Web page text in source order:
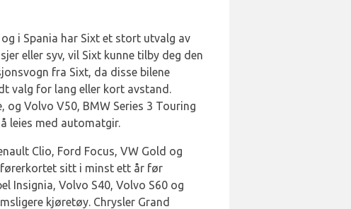
i Spania har Sixt et stort utvalg av
eller syv, vil Sixt kunne tilby deg den
fra Sixt, da disse bilene
valg for lang eller kort avstand.
og Volvo V50, BMW Series 3 Touring
leies med automatgir.
Clio, Ford Focus, VW Gold og
førerkortet sitt i minst ett år før
Insignia, Volvo S40, Volvo S60 og
kjøretøy. Chrysler Grand